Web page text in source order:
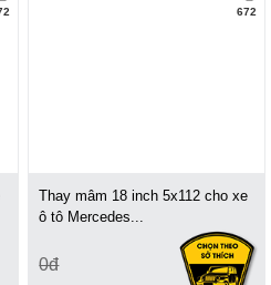
672
Thay mâm 18 inch 5x112 cho xe
ô tô Mercedes...
0đ